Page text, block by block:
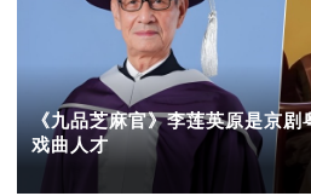
《九品芝麻官》李莲英原是京
戏曲人才